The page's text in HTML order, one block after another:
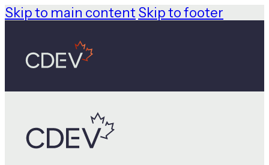
Skip to main content Skip to footer